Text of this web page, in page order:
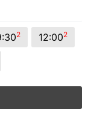
2 12:002